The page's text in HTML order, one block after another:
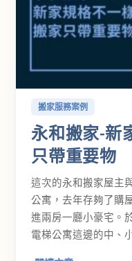
永和搬家-新
只帶重要物
搬家服務案例
這次的永和搬家屋主
公寓，去年存夠了購
進兩房一廳小豪宅。
電梯公寓這邊的中、